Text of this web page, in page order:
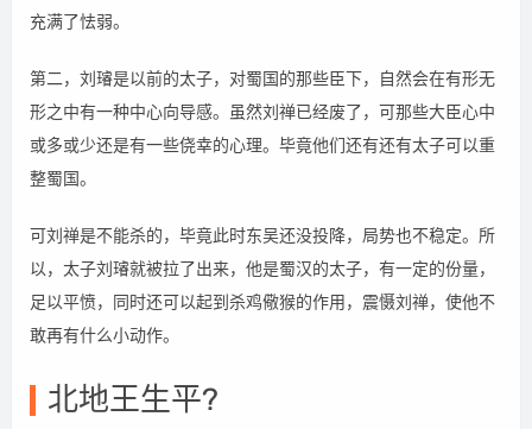
充满了怯弱。
第二，刘璿是以前的太子，对蜀国的那些臣下，自然会在有形无
形之中有一种中心向导感。虽然刘禅已经废了，可那些大臣心中
或多或少还是有一些侥幸的心理。毕竟他们还有还有太子可以重
整蜀国。
可刘禅是不能杀的，毕竟此时东吴还没投降，局势也不稳定。所
以，太子刘璿就被拉了出来，他是蜀汉的太子，有一定的份量，
足以平愤，同时还可以起到杀鸡儆猴的作用，震慑刘禅，使他不
敢再有什么小动作。
北地王生平?